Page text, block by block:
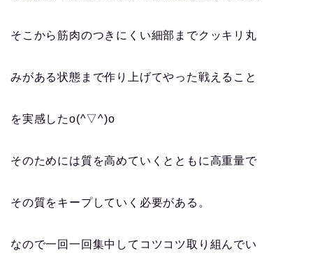
そこから筋肉のつきにくい細部までクッキリ丸
みがある状態まで作り上げてやった戦えること
を実感したo(^▽^)o
そのためには質を高めていくとともに高重量で
その質をキープしていく必要がある。
なので一回一回集中してコツコツ取り組んでい